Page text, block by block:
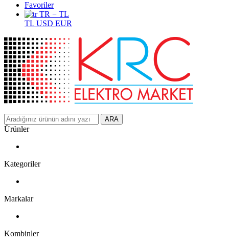
Favoriler
TR − TL
TL USD EUR
ARA
Ürünler
Kategoriler
Markalar
Kombinler